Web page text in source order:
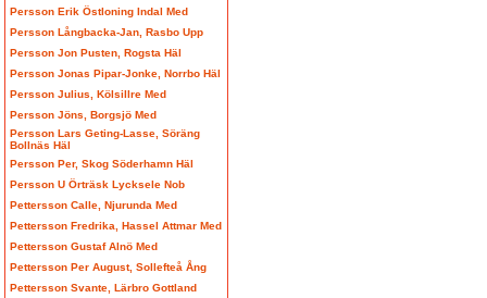
Persson Erik Östloning Indal Med
Persson Långbacka-Jan, Rasbo Upp
Persson Jon Pusten, Rogsta Häl
Persson Jonas Pipar-Jonke, Norrbo Häl
Persson Julius, Kölsillre Med
Persson Jöns, Borgsjö Med
Persson Lars Geting-Lasse, Söräng
Bollnäs Häl
Persson Per, Skog Söderhamn Häl
Persson U Örträsk Lycksele Nob
Pettersson Calle, Njurunda Med
Pettersson Fredrika, Hassel Attmar Med
Pettersson Gustaf Alnö Med
Pettersson Per August, Sollefteå Ång
Pettersson Svante, Lärbro Gottland